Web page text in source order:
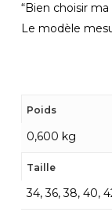
“Bien choisir ma
Le modèle
Poids
0,600 kg
Taille
34, 36, 38, 40,